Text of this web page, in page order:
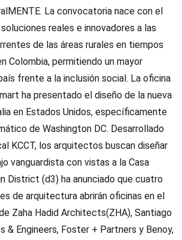
La convocatoria nace con el
reales e innovadores a las
de las áreas rurales en tiempos
Colombia, permitiendo un mayor
frente a la inclusión social. La oficina
ha presentado el diseño de la nueva
en Estados Unidos, específicamente
de Washington DC. Desarrollado
KCCT, los arquitectos buscan diseñar
vanguardista con vistas a la Casa
District (d3) ha anunciado que cuatro
de arquitectura abrirán oficinas en el
Zaha Hadid Architects(ZHA), Santiago
& Engineers, Foster + Partners y Benoy,